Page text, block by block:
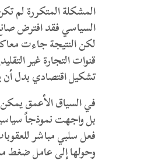
المشكلة المتكررة لم
السياسي فقد افترض
لكن النتيجة جاءت
قنوات التجارة غير
تشكيل اقتصادي بدل
في السياق الأعمق
بل واجهت نموذجاً
فعل سلبي مباشر
وحولها إلى عامل ضغط